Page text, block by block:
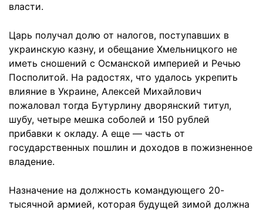
власти.
Царь получал долю от налогов, поступавших в
украинскую казну, и обещание Хмельницкого не
иметь сношений с Османской империей и Речью
Посполитой. На радостях, что удалось укрепить
влияние в Украине, Алексей Михайлович
пожаловал тогда Бутурлину дворянский титул,
шубу, четыре мешка соболей и 150 рублей
прибавки к окладу. А еще — часть от
государственных пошлин и доходов в пожизненное
владение.
Назначение на должность командующего 20-
тысячной армией, которая будущей зимой должна